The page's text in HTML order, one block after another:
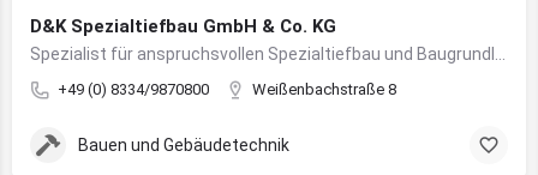
D&K Spezialtiefbau GmbH & Co. KG
+49 (0) 8334/9870800 Weißenbachstraße 8
Bauen und Gebäudetechnik